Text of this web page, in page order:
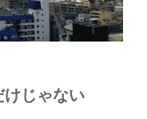
けじゃない